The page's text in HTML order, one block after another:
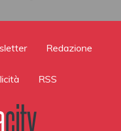
Redazione
RSS